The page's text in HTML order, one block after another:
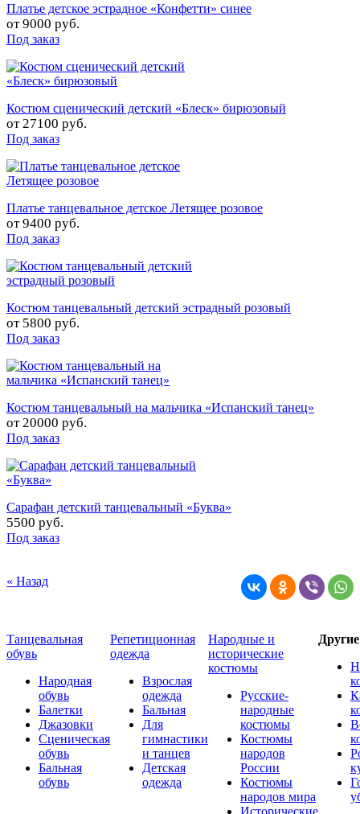
Платье детское эстрадное «Конфетти» синее
от9000 руб.
Под заказ
Костюм сценический детский «Блеск» бирюзовый
от 27100 руб.
Под заказ
Платье танцевальное детское Летящее розовое
от9400 руб.
Под заказ
Костюм танцевальный детский эстрадный розовый
от 5800 руб.
Под заказ
Костюм танцевальный на мальчика «Испанский танец»
от 20000 руб.
Под заказ
Сарафан детский танцевальный «Буква»
5500 руб.
Под заказ
« Назад
Танцевальная
обувь
Народная
обувь
Балетки
Джазовки
Сценическая
обувь
Бальная
обувь
Репетиционная
одежда
Взрослая
одежда
Бальная
Для
гимнастики
и танцев
Детская
одежда
Народные и
исторические
костюмы
Русские-
народные
костюмы
Костюмы
народов
России
Костюмы
народов мира
Исторические